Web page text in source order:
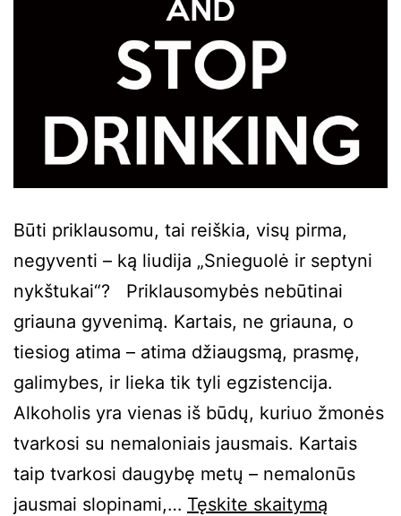
Būti priklausomu, tai reiškia, visų pirma,
negyventi – ką liudija „Snieguolė ir septyni
nykštukai“? Priklausomybės nebūtinai
griauna gyvenimą. Kartais, ne griauna, o
tiesiog atima – atima džiaugsmą, prasmę,
galimybes, ir lieka tik tyli egzistencija.
Alkoholis yra vienas iš būdų, kuriuo žmonės
tvarkosi su nemaloniais jausmais. Kartais
taip tvarkosi daugybę metų – nemalonūs
jausmai slopinami,… Tęskite skaitymą